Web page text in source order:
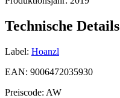
Technische Details
Label: Hoanzl
EAN: 9006472035930
Preiscode: AW